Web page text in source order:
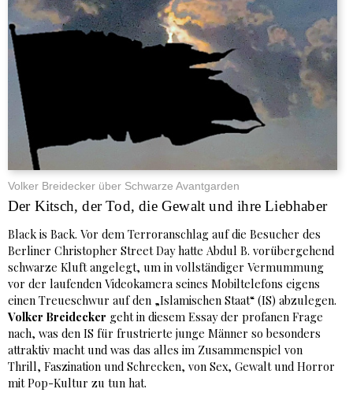
Volker Breidecker über Schwarze Avantgarden
Der Kitsch, der Tod, die Gewalt und ihre Liebhaber
Black is Back. Vor dem Terroranschlag auf die Besucher des
Berliner Christopher Street Day hatte Abdul B. vorübergehend
schwarze Kluft angelegt, um in vollständiger Vermummung
vor der laufenden Videokamera seines Mobiltelefons eigens
einen Treueschwur auf den „Islamischen Staat“ (IS) abzulegen.
Volker Breidecker geht in diesem Essay der profanen Frage
nach, was den IS für frustrierte junge Männer so besonders
attraktiv macht und was das alles im Zusammenspiel von
Thrill, Faszination und Schrecken, von Sex, Gewalt und Horror
mit Pop-Kultur zu tun hat.